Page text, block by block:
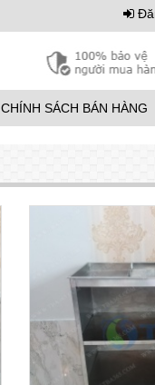
CHÍNH SÁCH BÁN HÀNG